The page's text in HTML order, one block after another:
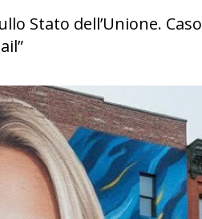
Stato dell’Unione. Caso